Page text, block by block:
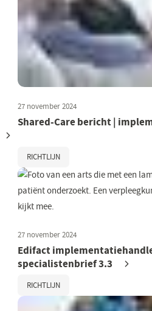
27 november 2024
Shared-Care bericht |
RICHTLIJN
27 november 2024
Edifact
specialistenbrief 3.3
RICHTLIJN